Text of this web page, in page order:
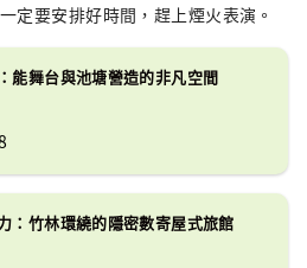
定要安排好時間，趕上煙火表演。
能舞台與池塘營造的非凡空間
：竹林環繞的隱密數寄屋式旅館